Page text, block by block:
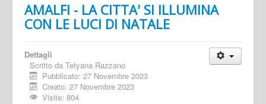
AMALFI - LA CITTA' SI ILLUMINA
CON LE LUCI DI NATALE
Dettagli
Scritto da Tetyana Razzano
Pubblicato: 27 Novembre 2023
Creato: 27 Novembre 2023
Visite: 804